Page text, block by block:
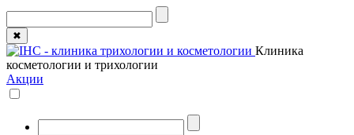
✖
Клиника
косметологии и трихологии
Акции